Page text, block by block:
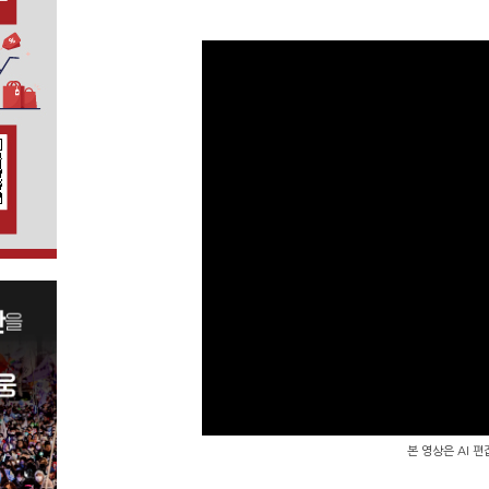
본 영상은 AI 편